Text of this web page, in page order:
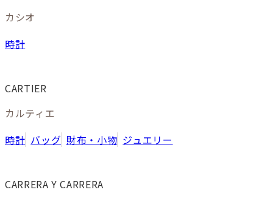
カシオ
時計
CARTIER
カルティエ
時計 バッグ 財布・小物 ジュエリー
CARRERA Y CARRERA